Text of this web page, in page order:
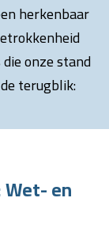
herkenbaar
onze stand
terugblik:
en